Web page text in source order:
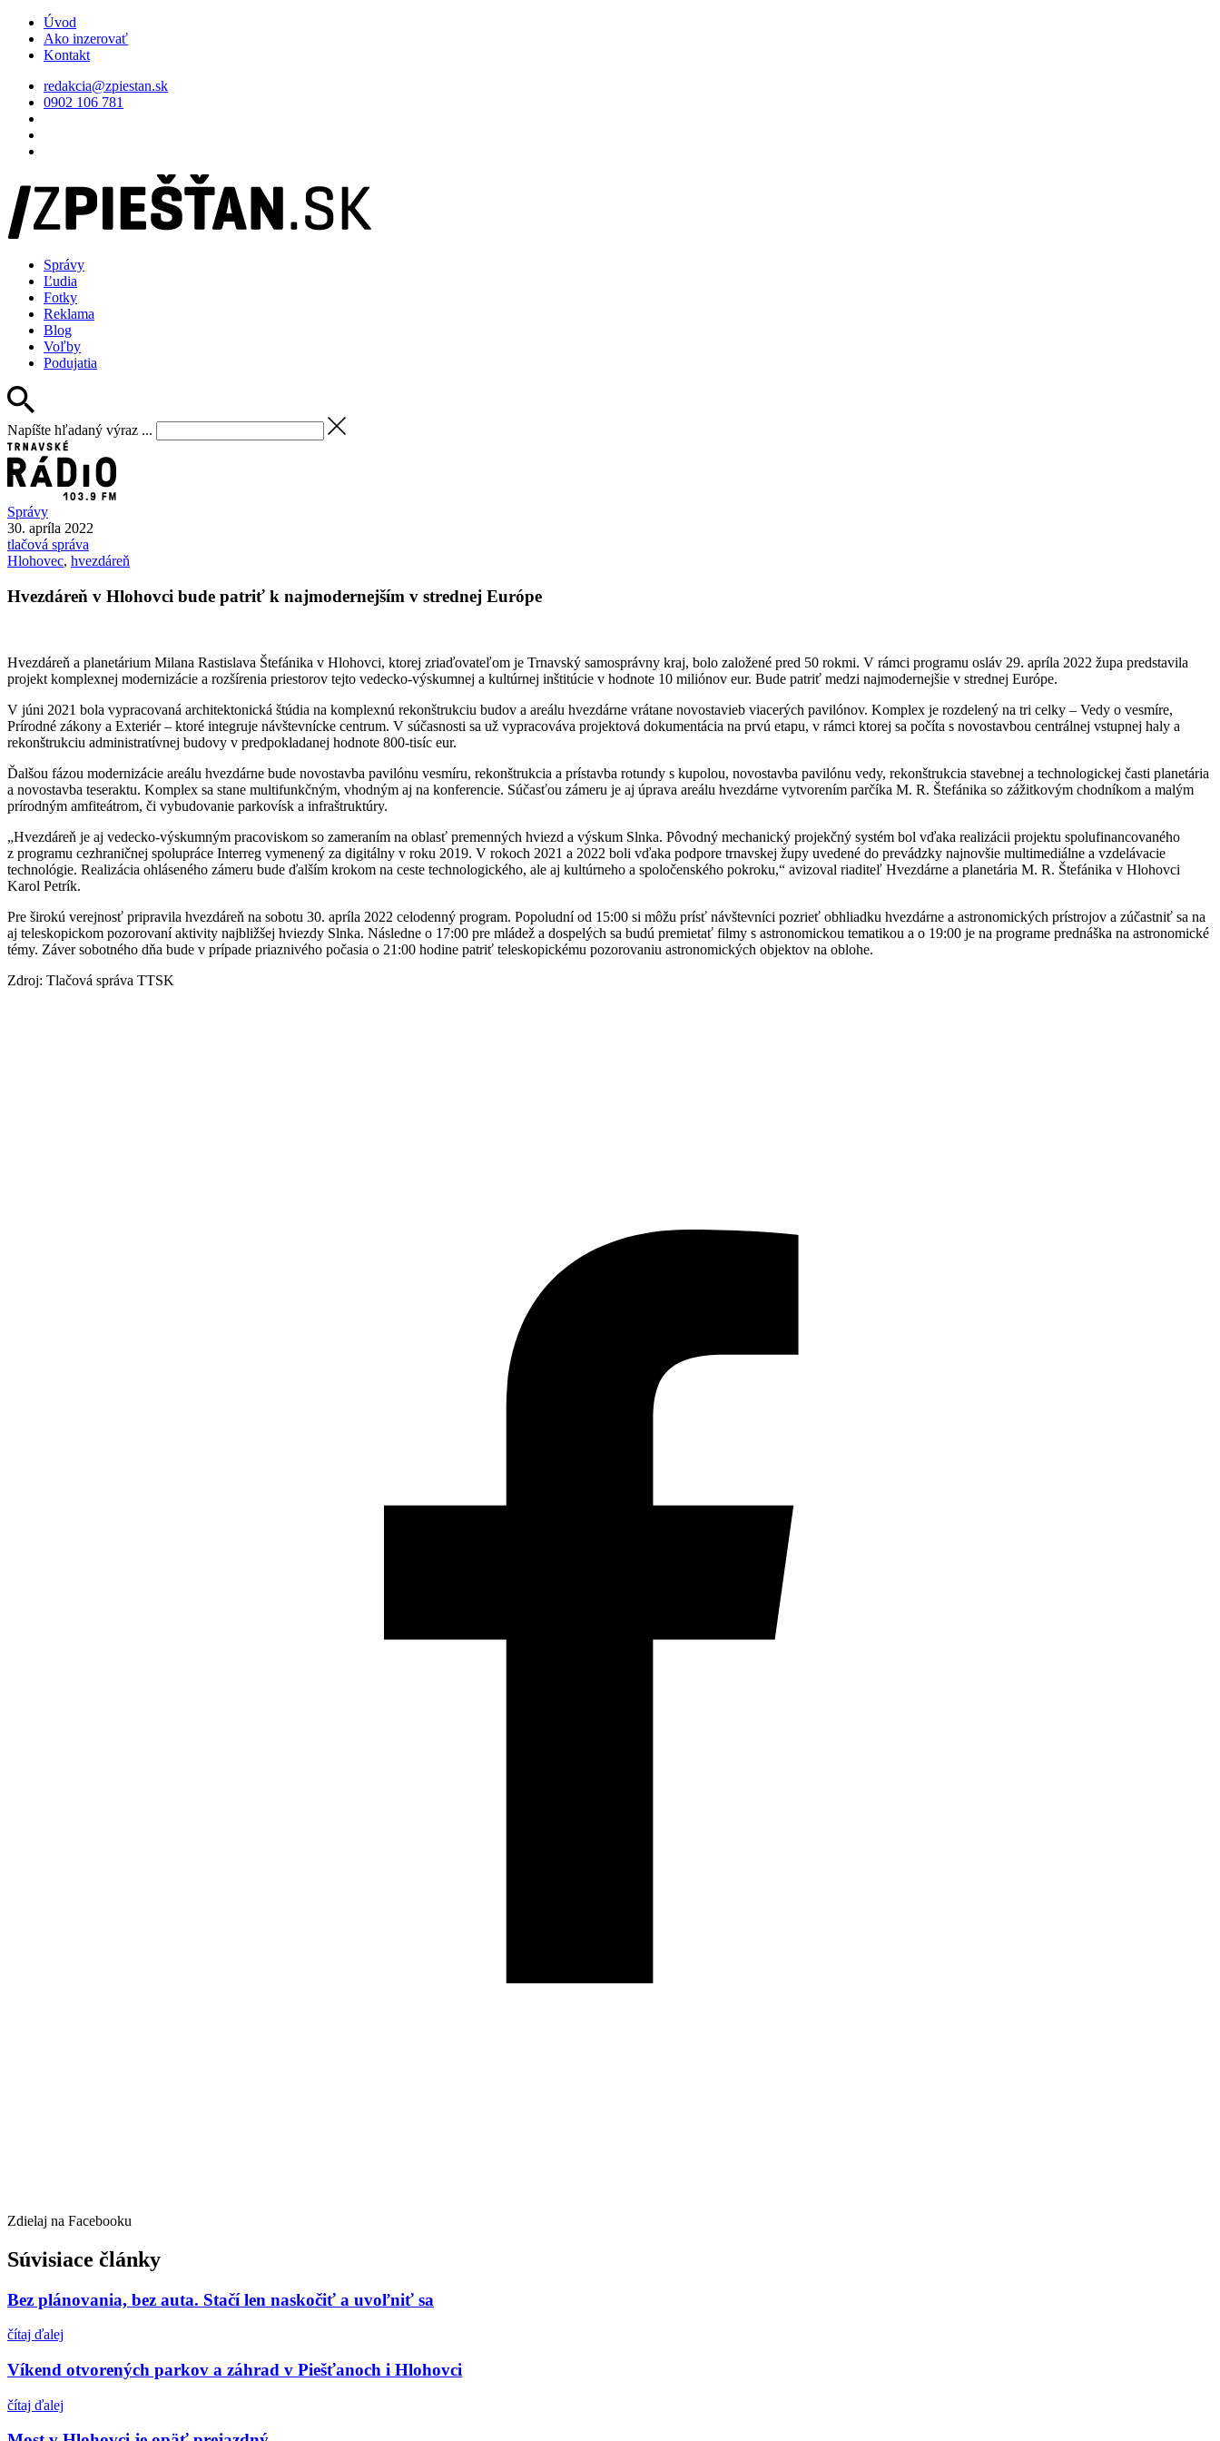
Úvod
Ako inzerovať
Kontakt
redakcia@zpiestan.sk
0902 106 781
Správy
Ľudia
Fotky
Reklama
Blog
Voľby
Podujatia
Napíšte hľadaný výraz ...
Správy
30. apríla 2022
tlačová správa
Hlohovec, hvezdáreň
Hvezdáreň v Hlohovci bude patriť k najmodernejším v strednej Európe
Hvezdáreň a planetárium Milana Rastislava Štefánika v Hlohovci, ktorej zriaďovateľom je Trnavský samosprávny kraj, bolo založené pred 50 rokmi. V rámci programu osláv 29. apríla 2022 župa predstavila
projekt komplexnej modernizácie a rozšírenia priestorov tejto vedecko-výskumnej a kultúrnej inštitúcie v hodnote 10 miliónov eur. Bude patriť medzi najmodernejšie v strednej Európe.
V júni 2021 bola vypracovaná architektonická štúdia na komplexnú rekonštrukciu budov a areálu hvezdárne vrátane novostavieb viacerých pavilónov. Komplex je rozdelený na tri celky – Vedy o vesmíre,
Prírodné zákony a Exteriér – ktoré integruje návštevnícke centrum. V súčasnosti sa už vypracováva projektová dokumentácia na prvú etapu, v rámci ktorej sa počíta s novostavbou centrálnej vstupnej haly a
rekonštrukciu administratívnej budovy v predpokladanej hodnote 800-tisíc eur.
Ďalšou fázou modernizácie areálu hvezdárne bude novostavba pavilónu vesmíru, rekonštrukcia a prístavba rotundy s kupolou, novostavba pavilónu vedy, rekonštrukcia stavebnej a technologickej časti planetária
a novostavba teseraktu. Komplex sa stane multifunkčným, vhodným aj na konferencie. Súčasťou zámeru je aj úprava areálu hvezdárne vytvorením parčíka M. R. Štefánika so zážitkovým chodníkom a malým
prírodným amfiteátrom, či vybudovanie parkovísk a infraštruktúry.
„Hvezdáreň je aj vedecko-výskumným pracoviskom so zameraním na oblasť premenných hviezd a výskum Slnka. Pôvodný mechanický projekčný systém bol vďaka realizácii projektu spolufinancovaného
z programu cezhraničnej spolupráce Interreg vymenený za digitálny v roku 2019. V rokoch 2021 a 2022 boli vďaka podpore trnavskej župy uvedené do prevádzky najnovšie multimediálne a vzdelávacie
technológie. Realizácia ohláseného zámeru bude ďalším krokom na ceste technologického, ale aj kultúrneho a spoločenského pokroku,“ avizoval riaditeľ Hvezdárne a planetária M. R. Štefánika v Hlohovci
Karol Petrík.
Pre širokú verejnosť pripravila hvezdáreň na sobotu 30. apríla 2022 celodenný program. Popoludní od 15:00 si môžu prísť návštevníci pozrieť obhliadku hvezdárne a astronomických prístrojov a zúčastniť sa na
aj teleskopickom pozorovaní aktivity najbližšej hviezdy Slnka. Následne o 17:00 pre mládež a dospelých sa budú premietať filmy s astronomickou tematikou a o 19:00 je na programe prednáška na astronomické
témy. Záver sobotného dňa bude v prípade priaznivého počasia o 21:00 hodine patriť teleskopickému pozorovaniu astronomických objektov na oblohe.
Zdroj: Tlačová správa TTSK
Zdielaj na Facebooku
Súvisiace články
Bez plánovania, bez auta. Stačí len naskočiť a uvoľniť sa
čítaj ďalej
Víkend otvorených parkov a záhrad v Piešťanoch i Hlohovci
čítaj ďalej